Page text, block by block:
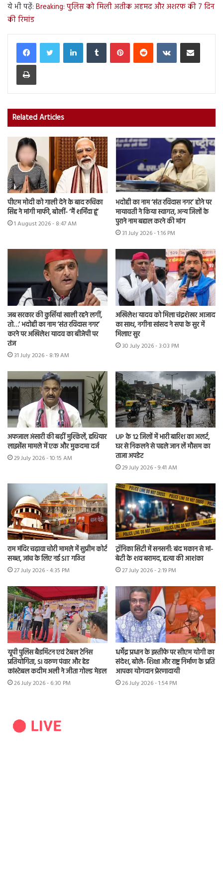
ये भी पढ़ें: Breaking: पुलिस को मिली अतीक अहमद और अशरफ की 7 दिन
की रिमांड
LinkedInTumblr PinterestReddit VKontakteShare via Email
Print
Related Articles
पीएम मोदी को गाली देने के बाद रुचिका
सिंह ने मांगी माफी, बोलीं- ‘मैं शर्मिंदा हूं’
1 August 2026 - 8:47 AM
भदोही का नाम ‘संत रविदास नगर’ होने पर
मायावती ने किया स्वागत, अन्य जिलों के
पुराने नाम बहाल करने की मांग
31 July 2026 - 1:16 PM
जब सरकार की कुर्सियां खाली रहने लगीं,
तो…’ भदोही का नाम ‘संत रविदास नगर’
करने पर अखिलेश यादव का बीजेपी पर
तंज
31 July 2026 - 8:19 AM
अखिलेश यादव को मिला चंद्रशेखर आजाद
का साथ, नगीना सांसद ने सपा के सुर में
मिलाए सुर
30 July 2026 - 3:03 PM
अफजाल अंसारी की बढ़ीं मुश्किलें, हथियार
लाइसेंस मामले में एक और मुकदमा दर्ज
29 July 2026 - 10:15 AM
UP के 12 जिलों में भारी बारिश का अलर्ट,
घर से निकलने से पहले जान लें मौसम का
ताजा अपडेट
29 July 2026 - 9:41 AM
राम मंदिर चढ़ावा चोरी मामले में सुप्रीम कोर्ट
सख्त, जांच के लिए नई SIT गठित
27 July 2026 - 4:35 PM
ट्रॉनिका सिटी में सनसनी: बंद मकान से मां-
बेटी के शव बरामद, हत्या की आशंका
27 July 2026 - 2:19 PM
यूपी पुलिस बैडमिंटन एवं टेबल टेनिस
प्रतियोगिता, SI वरुण पंवार और हेड
कांस्टेबल कदीम अली ने जीता गोल्ड मेडल
26 July 2026 - 6:30 PM
धर्मेंद्र प्रधान के इस्तीफे पर सीएम योगी का
संदेश, बोले- शिक्षा और राष्ट्र निर्माण के प्रति
आपका योगदान प्रेरणादायी
26 July 2026 - 1:54 PM